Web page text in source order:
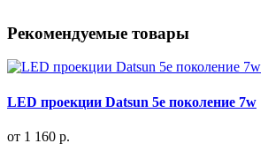
Рекомендуемые товары
LED проекции Datsun 5е поколение 7w
от 1 160 р.